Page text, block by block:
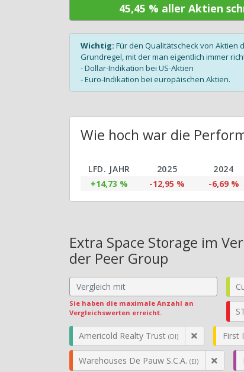
45,45 % aller Aktien
Wichtig: Für den Qualitätscheck von
Grundregel, mit der man eigentlich immer
- Dollar-Indikation bei US-Aktien
- Euro-Indikation bei europäischen Aktien.
Wie hoch war die
LFD. JAHR 2025 2024
+14,73 %
-12,95 % -6,69 %
Extra Space Storage im
der Peer Group
Sie haben die maximale Anzahl an
Vergleichswerten erreicht.
Americold Realty Trust (DI) First
Warehouses De Pauw S.C.A. (EI)